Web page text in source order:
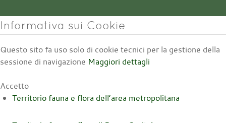
Informativa sui Cookie
Questo sito fa uso solo di cookie tecnici per la gestione della
sessione di navigazione Maggiori dettagli
Accetto
Territorio fauna e flora dell’area metropolitana